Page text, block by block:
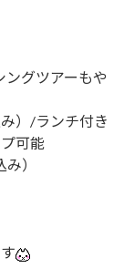
グツアーもや
）/ランチ付き
可能
）